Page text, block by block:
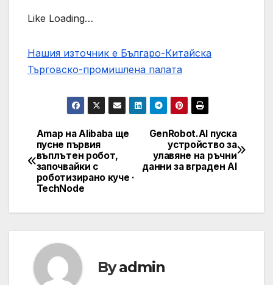
Like Loading…
Нашия източник е Българо-Китайска
Търговско-промишлена палaта
Post
navigation
GenRobot.AI пуска
устройство за
улавяне на ръчни
данни за вграден AI
Amap на Alibaba ще
пусне първия
въплътен робот,
започвайки с
роботизирано куче ·
TechNode
Byadmin